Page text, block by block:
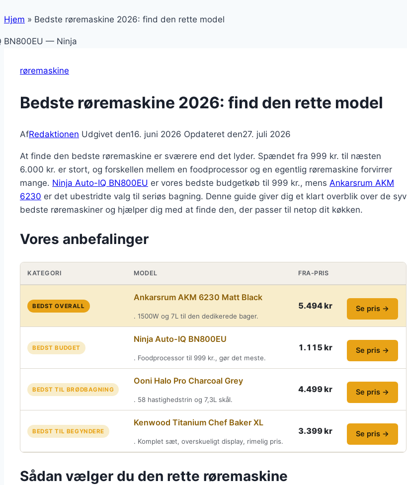
Hjem » Bedste røremaskine 2026: find den rette model
røremaskine
Bedste røremaskine 2026: find den rette model
AfRedaktionen Udgivet den16. juni 2026 Opdateret den27. juli 2026
At finde den bedste røremaskine er sværere end det lyder. Spændet fra 999 kr. til næsten
6.000 kr. er stort, og forskellen mellem en foodprocessor og en egentlig røremaskine forvirrer
mange. Ninja Auto-IQ BN800EU er vores bedste budgetkøb til 999 kr., mens Ankarsrum AKM
6230 er det ubestridte valg til seriøs bagning. Denne guide giver dig et klart overblik over de syv
bedste røremaskiner og hjælper dig med at finde den, der passer til netop dit køkken.
Vores anbefalinger
KATEGORI MODEL FRA-PRIS
BEDST OVERALL
Ankarsrum AKM 6230 Matt Black
. 1500W og 7L til den dedikerede bager.
5.494 kr Se pris →
BEDST BUDGET
Ninja Auto-IQ BN800EU
. Foodprocessor til 999 kr., gør det meste.
1.115 kr Se pris →
BEDST TIL BRØDBAGNING
Ooni Halo Pro Charcoal Grey
. 58 hastighedstrin og 7,3L skål.
4.499 kr Se pris →
BEDST TIL BEGYNDERE
Kenwood Titanium Chef Baker XL
. Komplet sæt, overskueligt display, rimelig pris.
3.399 kr Se pris →
Sådan vælger du den rette røremaskine